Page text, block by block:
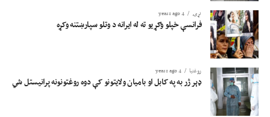
نړۍ 4 years ago
فرانسې خپلو وګړیو ته له ایرانه د وتلو سپارښتنه وکړه
روغتيا 4 years ago
ډېر ژر به په کابل او بامیان ولایتونو کې دوه روغتونونه پرانیستل شي